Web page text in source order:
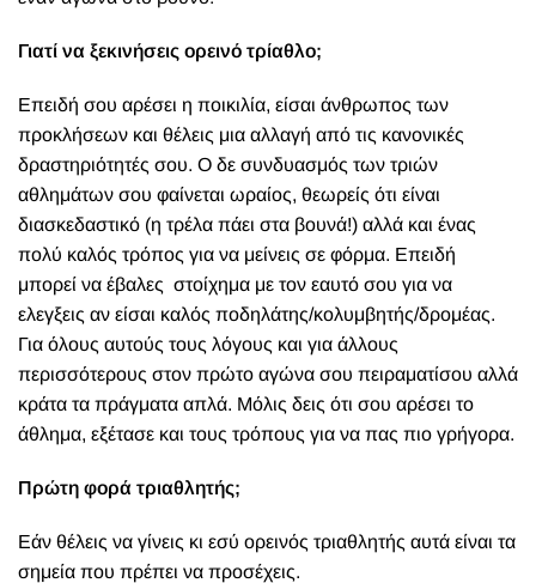
Γιατί να ξεκινήσεις ορεινό τρίαθλο;
Επειδή σου αρέσει η ποικιλία, είσαι άνθρωπος των
προκλήσεων και θέλεις μια αλλαγή από τις κανονικές
δραστηριότητές σου. Ο δε συνδυασμός των τριών
αθλημάτων σου φαίνεται ωραίος, θεωρείς ότι είναι
διασκεδαστικό (η τρέλα πάει στα βουνά!) αλλά και ένας
πολύ καλός τρόπος για να μείνεις σε φόρμα. Επειδή
μπορεί να έβαλες στοίχημα με τον εαυτό σου για να
ελεγξεις αν είσαι καλός ποδηλάτης/κολυμβητής/δρομέας.
Για όλους αυτούς τους λόγους και για άλλους
περισσότερους στον πρώτο αγώνα σου πειραματίσου αλλά
κράτα τα πράγματα απλά. Μόλις δεις ότι σου αρέσει το
άθλημα, εξέτασε και τους τρόπους για να πας πιο γρήγορα.
Πρώτη φορά τριαθλητής;
Εάν θέλεις να γίνεις κι εσύ ορεινός τριαθλητής αυτά είναι τα
σημεία που πρέπει να προσέχεις.